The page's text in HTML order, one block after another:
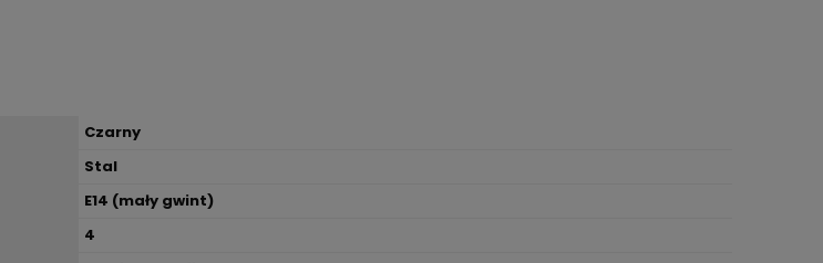
Czarny
Stal
E14 (mały gwint)
4